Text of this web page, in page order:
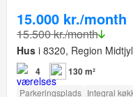
15.000 kr./month
15.500 kr./month
Hus i 8320, Region
4 130 m²
Parkeringsplads Integral